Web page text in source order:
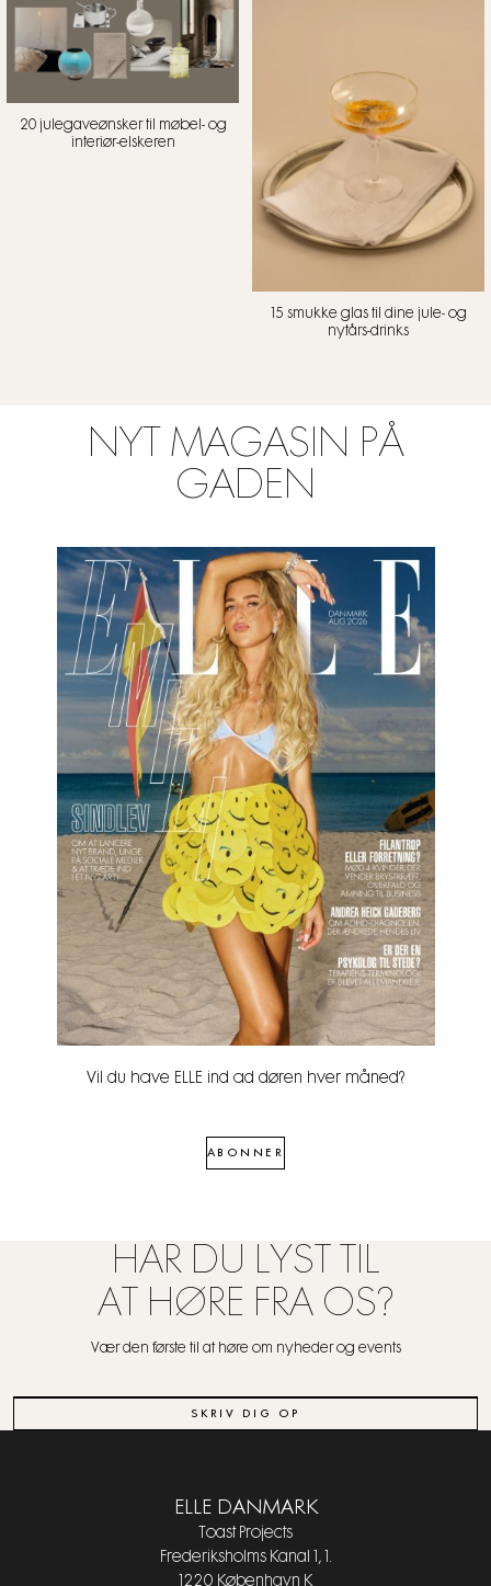
20 julegaveønsker til møbel- og
interiør-elskeren
15 smukke glas til dine jule- og
nytårs-drinks
NYT MAGASIN PÅ
GADEN
Vil du have ELLE ind ad døren hver måned?
ABONNER
HAR DU LYST TIL
AT HØRE FRA OS?
Vær den første til at høre om nyheder og events
SKRIV DIG OP
ELLE DANMARK
Toast Projects
Frederiksholms Kanal 1, 1.
1220 København K